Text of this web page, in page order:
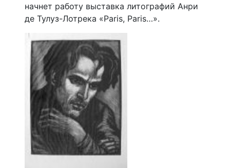
начнет работу выставка литографий Анри
де Тулуз-Лотрека «Paris, Paris…».